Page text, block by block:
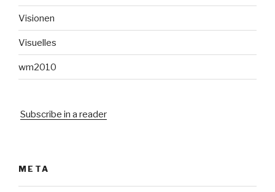
Visionen
Visuelles
wm2010
Subscribe in a reader
META